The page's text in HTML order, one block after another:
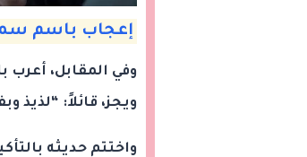
إعجاب باسم
وفي المقابل، أعرب
ويجز، قائلاً: “لذيذ
واختتم حديثه